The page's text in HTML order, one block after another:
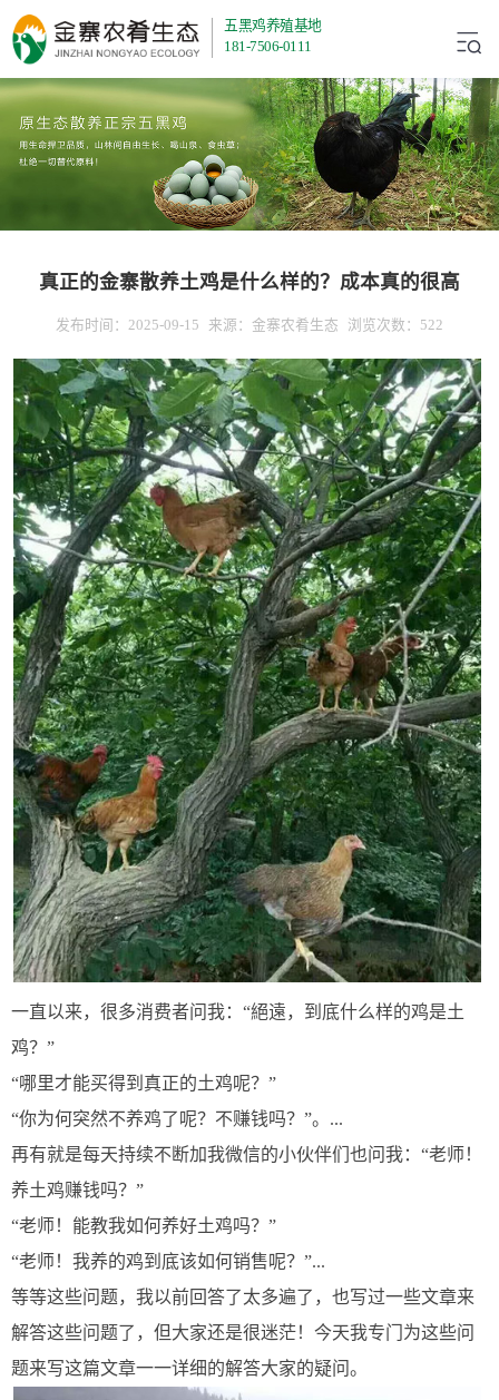
五黑鸡养殖基地
181-7506-0111
真正的金寨散养土鸡是什么样的？成本真的很高
发布时间：2025-09-15 来源：金寨农肴生态 浏览次数：522
一直以来，很多消费者问我： “絕遠，到底什么样的鸡是土
鸡？”
“哪里才能买得到真正的土鸡呢？”
“你为何突然不养鸡了呢？不赚钱吗？”。...
再有就是每天持续不断加我微信的小伙伴们也问我： “老师！
养土鸡赚钱吗？”
“老师！能教我如何养好土鸡吗？”
“老师！我养的鸡到底该如何销售呢？”...
等等这些问题，我以前回答了太多遍了，也写过一些文章来
解答这些问题了，但大家还是很迷茫！今天我专门为这些问
题来写这篇文章一一详细的解答大家的疑问。